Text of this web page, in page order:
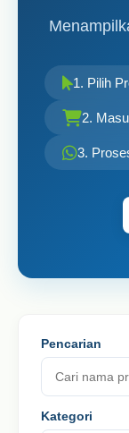
1. Pilih
2.
3.
Pencarian
Kategori